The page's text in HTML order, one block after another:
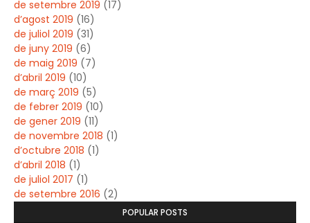
de setembre 2019 (17)
d’agost 2019 (16)
de juliol 2019 (31)
de juny 2019 (6)
de maig 2019 (7)
d’abril 2019 (10)
de març 2019 (5)
de febrer 2019 (10)
de gener 2019 (11)
de novembre 2018 (1)
d’octubre 2018 (1)
d’abril 2018 (1)
de juliol 2017 (1)
de setembre 2016 (2)
POPULAR POSTS